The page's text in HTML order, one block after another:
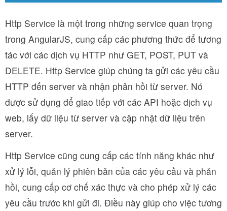
Http Service là một trong những service quan trọng
trong AngularJS, cung cấp các phương thức để tương
tác với các dịch vụ HTTP như GET, POST, PUT và
DELETE. Http Service giúp chúng ta gửi các yêu cầu
HTTP đến server và nhận phản hồi từ server. Nó
được sử dụng để giao tiếp với các API hoặc dịch vụ
web, lấy dữ liệu từ server và cập nhật dữ liệu trên
server.
Http Service cũng cung cấp các tính năng khác như
xử lý lỗi, quản lý phiên bản của các yêu cầu và phản
hồi, cung cấp cơ chế xác thực và cho phép xử lý các
yêu cầu trước khi gửi đi. Điều này giúp cho việc tương